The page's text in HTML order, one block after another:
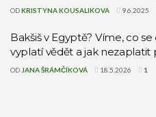
ODKRISTYNA KOUSALIKOVA 9.6.2025
Bakšiš v Egyptě? Víme, co
vyplatí vědět a jak nezaplatit
OD JANA ŠRÁMČÍKOVÁ 18.5.2026 1